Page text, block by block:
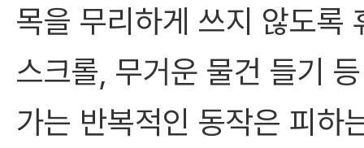
목을 무리하게 쓰지 않도록
스크롤, 무거운 물건 들기
가는 반복적인 동작은 피하